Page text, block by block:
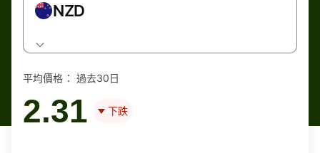
NZD
平均價格： 過去30日
2.31 下跌